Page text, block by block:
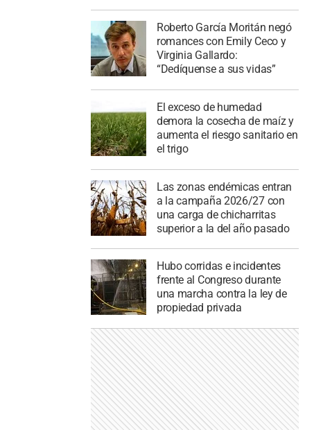
Roberto García Moritán negó
romances con Emily Ceco y
Virginia Gallardo:
“Dedíquense a sus vidas”
El exceso de humedad
demora la cosecha de maíz y
aumenta el riesgo sanitario en
el trigo
Las zonas endémicas entran
a la campaña 2026/27 con
una carga de chicharritas
superior a la del año pasado
Hubo corridas e incidentes
frente al Congreso durante
una marcha contra la ley de
propiedad privada